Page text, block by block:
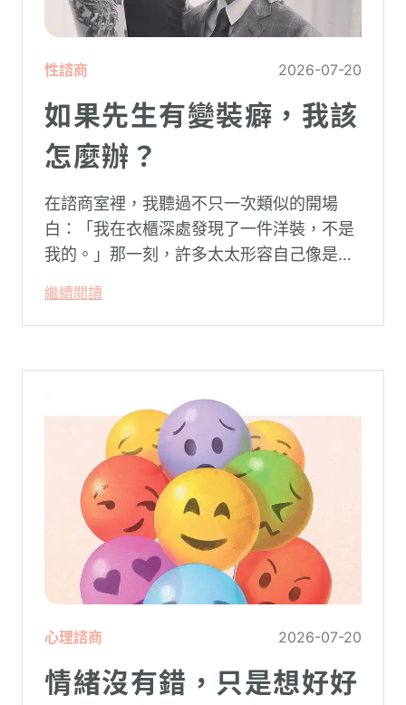
性諮商 2026-07-20
如果先生有變裝癖，我該
怎麼辦？
在諮商室裡，我聽過不只一次類似的開場
白：「我在衣櫃深處發現了一件洋裝，不是
我的。」那一刻，許多太太形容自己像是踩
陌生。
繼續閱讀
心理諮商 2026-07-20
情緒沒有錯，只是想好好